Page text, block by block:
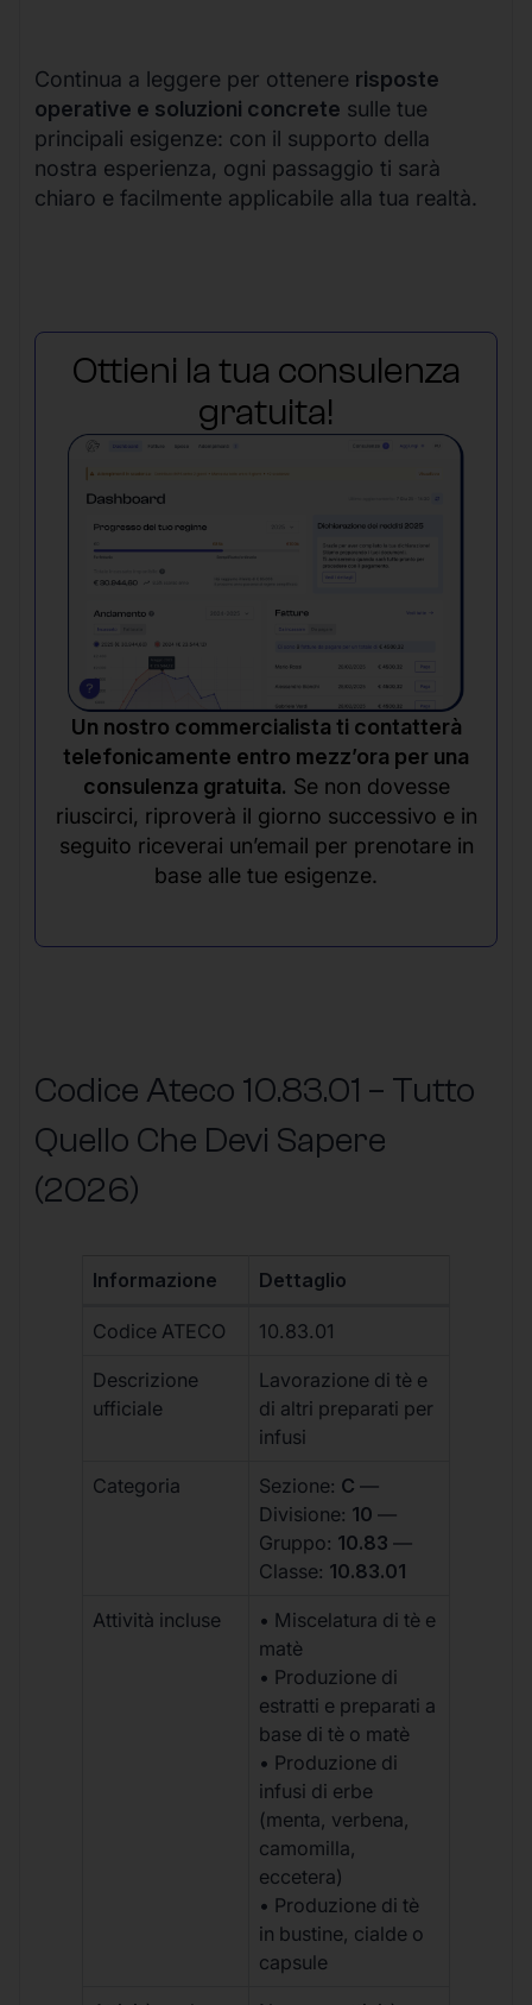
Continua a leggere per ottenere risposte
operative e soluzioni concrete sulle tue
principali esigenze: con il supporto della
nostra esperienza, ogni passaggio ti sarà
chiaro e facilmente applicabile alla tua realtà.
Ottieni la tua consulenza
gratuita!
Un nostro commercialista ti contatterà
telefonicamente entro mezz’ora per una
consulenza gratuita. Se non dovesse
riuscirci, riproverà il giorno successivo e in
seguito riceverai un’email per prenotare in
base alle tue esigenze.
Codice Ateco 10.83.01 – Tutto
Quello Che Devi Sapere
(2026)
Informazione Dettaglio
Codice ATECO 10.83.01
Descrizione
ufficiale
Lavorazione di tè e
di altri preparati per
infusi
Categoria Sezione: C —
Divisione: 10 —
Gruppo: 10.83 —
Classe: 10.83.01
Attività incluse
• Miscelatura di tè e
matè
• Produzione di
estratti e preparati a
base di tè o matè
• Produzione di
infusi di erbe
(menta, verbena,
camomilla,
eccetera)
• Produzione di tè
in bustine, cialde o
capsule